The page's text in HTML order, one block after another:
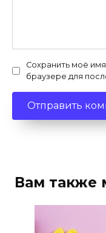
Сохранить моё
браузере для
Вам также